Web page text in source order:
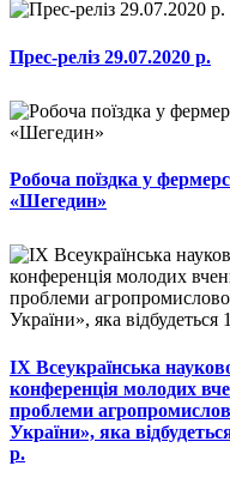
Прес-реліз 29.07.2020 р.
Робоча поїздка у
«Шегедин»
ІХ Всеукраїнська
конференція молодих
проблеми
України», яка
р.